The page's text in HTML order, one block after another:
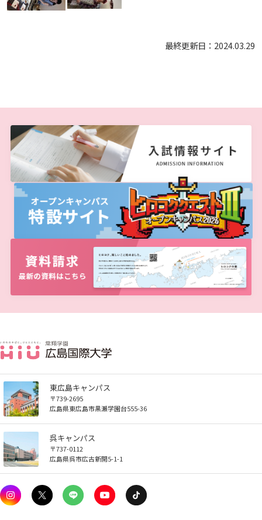
最終更新日：2024.03.29
東広島キャンパス
〒739-2695
広島県東広島市黒瀬学園台555-36
呉キャンパス
〒737-0112
広島県呉市広古新開5-1-1